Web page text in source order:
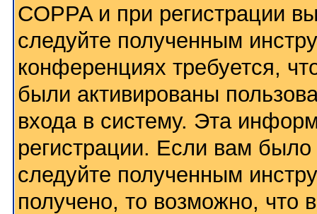
COPPA и при регистрации
следуйте полученным
конференциях требуется,
были активированы
входа в систему. Эта
регистрации. Если вам
следуйте полученным
получено, то возможно, что